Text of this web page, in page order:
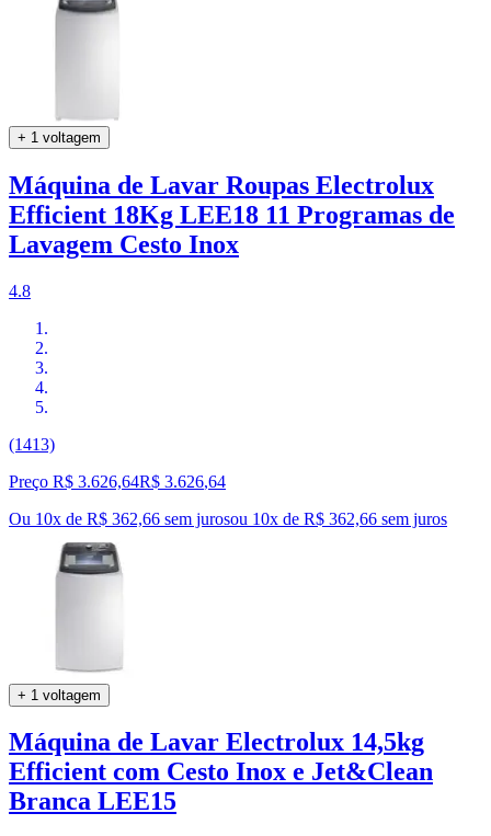
+ 1 voltagem
Máquina de Lavar Roupas Electrolux
Efficient 18Kg LEE18 11 Programas de
Lavagem Cesto Inox
4.8
(1413)
Preço R$ 3.626,64R$ 3.626,64
Ou 10x de R$ 362,66 sem jurosou 10x de R$ 362,66 sem juros
+ 1 voltagem
Máquina de Lavar Electrolux 14,5kg
Efficient com Cesto Inox e Jet&Clean
Branca LEE15